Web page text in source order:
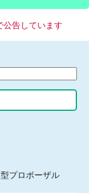
公告しています
プロポーザル